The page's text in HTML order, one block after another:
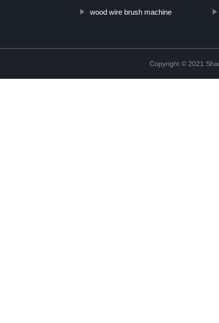
wood wire brush machine
Copyright © 2021